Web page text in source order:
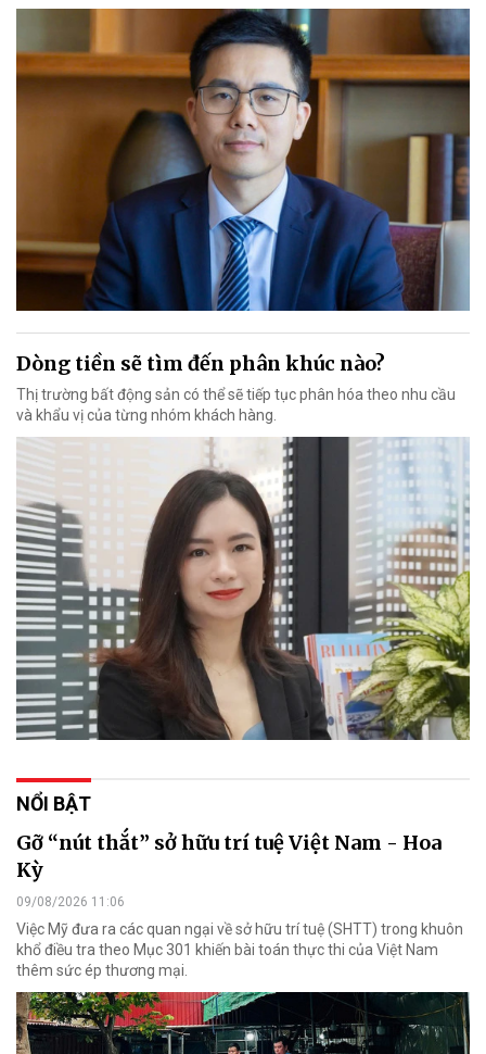
Dòng tiền sẽ tìm đến phân khúc nào?
Thị trường bất động sản có thể sẽ tiếp tục phân hóa theo nhu cầu
và khẩu vị của từng nhóm khách hàng.
NỔI BẬT
Gỡ “nút thắt” sở hữu trí tuệ Việt Nam - Hoa
Kỳ
09/08/2026 11:06
Việc Mỹ đưa ra các quan ngại về sở hữu trí tuệ (SHTT) trong khuôn
khổ điều tra theo Mục 301 khiến bài toán thực thi của Việt Nam
thêm sức ép thương mại.